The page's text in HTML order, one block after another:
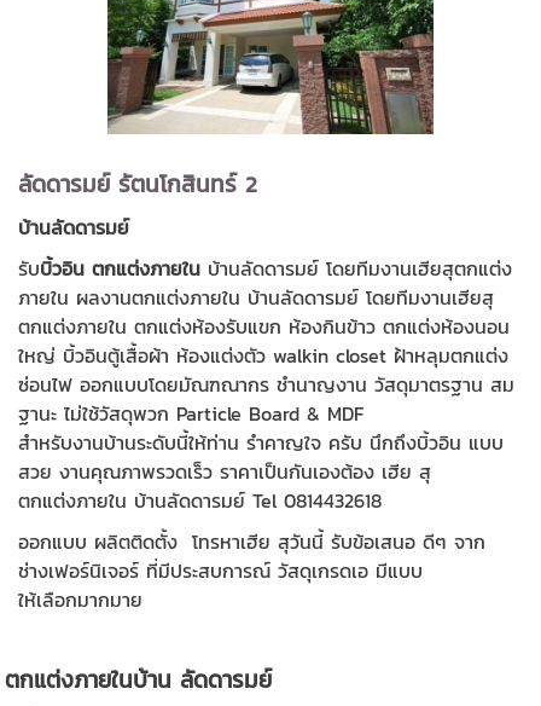
ลัดดารมย์ รัตนโกสินทร์ 2
บ้านลัดดารมย์
รับบิ้วอิน ตกแต่งภายใน บ้านลัดดารมย์ โดยทีมงานเฮียสุตกแต่ง
ภายใน ผลงานตกแต่งภายใน บ้านลัดดารมย์ โดยทีมงานเฮียสุ
ตกแต่งภายใน ตกแต่งห้องรับแขก ห้องกินข้าว ตกแต่งห้องนอน
ใหญ่ บิ้วอินตู้เสื้อผ้า ห้องแต่งตัว walkin closet ฝ้าหลุมตกแต่ง
ซ่อนไฟ ออกแบบโดยมัณฑณากร ชำนาญงาน วัสดุมาตรฐาน สม
ฐานะ ไม่ใช้วัสดุพวก Particle Board & MDF
สำหรับงานบ้านระดับนี้ให้ท่าน รำคาญใจ ครับ นึกถึงบิ้วอิน แบบ
สวย งานคุณภาพรวดเร็ว ราคาเป็นกันเองต้อง เฮีย สุ
ตกแต่งภายใน บ้านลัดดารมย์ Tel 0814432618
ออกแบบ ผลิตติดตั้ง โทรหาเฮีย สุวันนี้ รับข้อเสนอ ดีๆ จาก
ช่างเฟอร์นิเจอร์ ที่มีประสบการณ์ วัสดุเกรดเอ มีแบบ
ให้เลือกมากมาย
ตกแต่งภายในบ้าน ลัดดารมย์